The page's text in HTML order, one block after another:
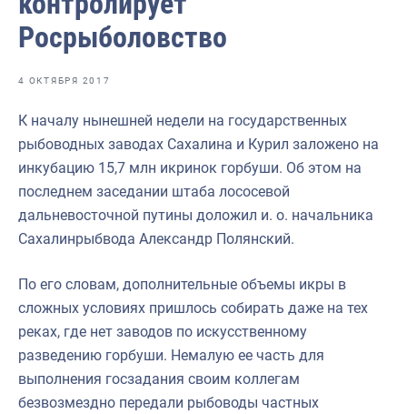
Отраслевые СМИ
Выставки и конференции
Научно-практическая литература
Рыбоохрана России
Отрасль в цифрах
Большая африканская экспедиция
События в России и мире
Росрыболовство
4 ОКТЯБРЯ 2017
К началу нынешней недели на государственных
рыбоводных заводах Сахалина и Курил заложено на
инкубацию 15,7 млн икринок горбуши. Об этом на
последнем заседании штаба лососевой
дальневосточной путины доложил и. о. начальника
Сахалинрыбвода Александр Полянский.
По его словам, дополнительные объемы икры в
сложных условиях пришлось собирать даже на тех
реках, где нет заводов по искусственному
разведению горбуши. Немалую ее часть для
выполнения госзадания своим коллегам
безвозмездно передали рыбоводы частных